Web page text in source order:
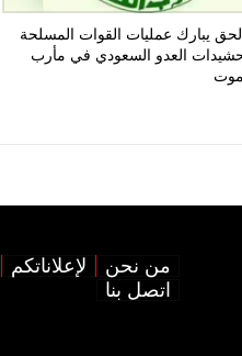
يبارك عمليات القوات المسلحة
العدو السعودي في مأرب
من نحن لإعلاناتكم
اتصل بنا